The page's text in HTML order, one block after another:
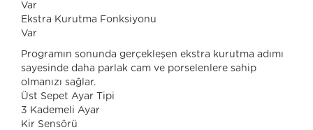
Var
Ekstra Kurutma Fonksiyonu
Var
Programın sonunda gerçekleşen ekstra kurutma adımı
sayesinde daha parlak cam ve porselenlere sahip
olmanızı sağlar.
Üst Sepet Ayar Tipi
3 Kademeli Ayar
Kir Sensörü